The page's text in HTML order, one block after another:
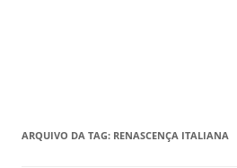
ARQUIVO DA TAG: RENASCENÇA ITALIANA